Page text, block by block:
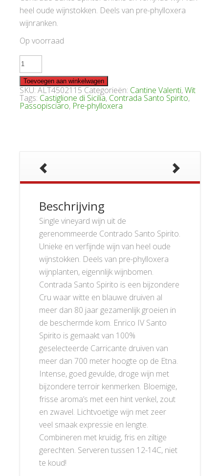
heel oude wijnstokken. Deels van pre-phylloxera
wijnranken.
Op voorraad
Valenti
Enrico
IV
Etna
Bianco
Santo
Spirito
2015
Toevoegen aan winkelwagen
SKU: ALT4502115 Categorieën: Cantine Valenti,Wit
Tags: Castiglione di Sicilia, Contrada Santo Spirito,
Passopisciaro, Pre-phylloxera
Beschrijving
Single vineyard wijn uit de
gerenommeerde Contrado Santo Spirito.
Unieke en verfijnde wijn van heel oude
wijnstokken. Deels van pre-phylloxera
wijnplanten, eigennlijk wijnbomen.
Contrada Santo Spirito is een bijzondere
Cru waar witte en blauwe druiven al
meer dan 80 jaar gezamenlijk groeien in
de beschermde kom. Enrico IV Santo
Spirito is gemaakt van 100%
geselecteerde Carricante druiven van
meer dan 700 meter hoogte op de Etna.
Intense, goed gevulde, droge wijn met
bijzondere terroir kenmerken. Bloemige,
frisse aroma’s met een hint venkel, zout
en zwavel. Lichtvoetige wijn met zeer
veel smaak expressie en lengte.
Combineren met kruidig, fris en ziltige
gerechten. Serveren tussen 12-14C, niet
te koud!